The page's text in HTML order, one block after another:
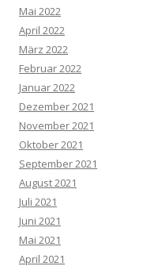
Mai 2022
April 2022
März 2022
Februar 2022
Januar 2022
Dezember 2021
November 2021
Oktober 2021
September 2021
August 2021
Juli 2021
Juni 2021
Mai 2021
April 2021